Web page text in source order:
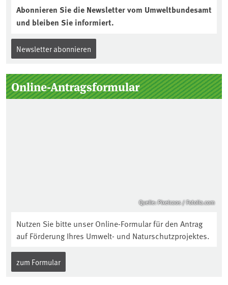
Abonnieren Sie die Newsletter vom Umweltbundesamt
und bleiben Sie informiert.
Newsletter abonnieren
Online-Antragsformular
Quelle: Pixelcaos / Fotolia.com
Nutzen Sie bitte unser Online-Formular für den Antrag
auf Förderung Ihres Umwelt- und Naturschutzprojektes.
zum Formular